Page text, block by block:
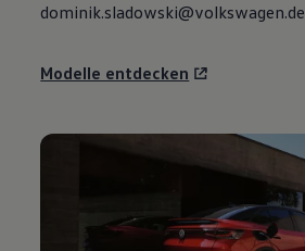
dominik.sladowski@volkswagen.de
Modelle entdecken